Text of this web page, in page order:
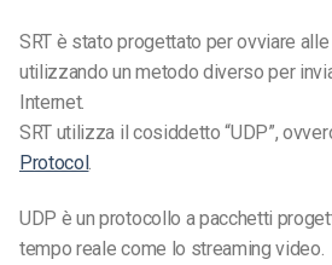
SRT è stato progettato per ovviare
utilizzando un metodo diverso per
Internet.
SRT utilizza il cosiddetto “UDP”,
Protocol.
UDP è un protocollo a pacchetti
tempo reale come lo streaming video.